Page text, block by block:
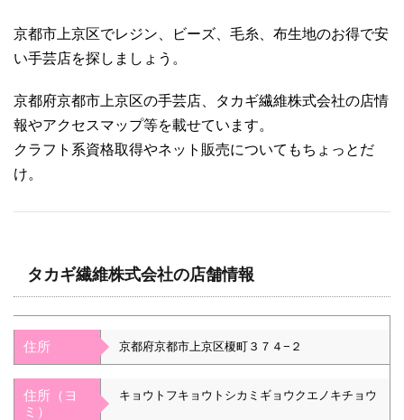
京都市上京区でレジン、ビーズ、毛糸、布生地のお得で安
い手芸店を探しましょう。
京都府京都市上京区の手芸店、タカギ繊維株式会社の店情
報やアクセスマップ等を載せています。
クラフト系資格取得やネット販売についてもちょっとだ
け。
タカギ繊維株式会社の店舗情報
住所 京都府京都市上京区榎町３７４−２
住所（ヨ
ミ）
キョウトフキョウトシカミギョウクエノキチョウ